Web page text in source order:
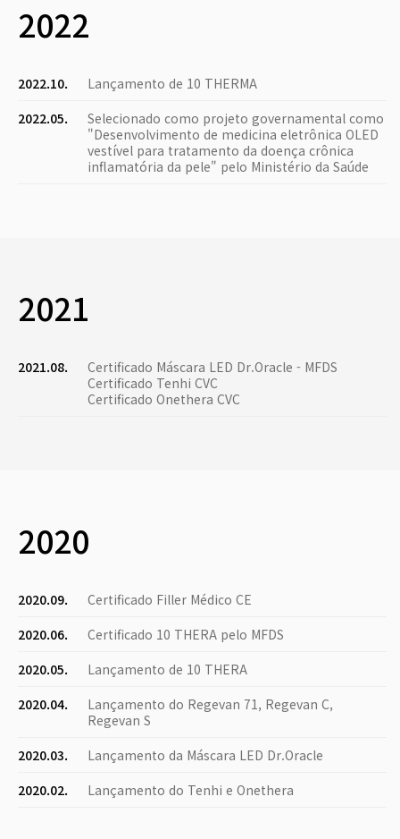
2022
2022.10.
Lançamento de 10 THERMA
2022.05.
Selecionado como projeto governamental como
"Desenvolvimento de medicina eletrônica OLED
vestível para tratamento da doença crônica
inflamatória da pele" pelo Ministério da Saúde
2021
2021.08.
Certificado Máscara LED Dr.Oracle - MFDS
Certificado Tenhi CVC
Certificado Onethera CVC
2020
2020.09.
Certificado Filler Médico CE
2020.06.
Certificado 10 THERA pelo MFDS
2020.05.
Lançamento de 10 THERA
2020.04.
Lançamento do Regevan 71, Regevan C,
Regevan S
2020.03.
Lançamento da Máscara LED Dr.Oracle
2020.02.
Lançamento do Tenhi e Onethera